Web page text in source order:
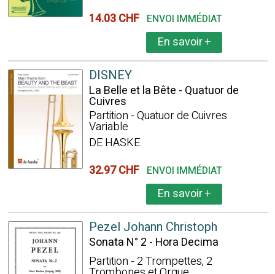
14.03 CHF ENVOI IMMÉDIAT
En savoir+
DISNEY
La Belle et la Bête - Quatuor de
Cuivres
Partition - Quatuor de Cuivres
Variable
DE HASKE
32.97 CHF ENVOI IMMÉDIAT
En savoir+
Pezel Johann Christoph
Sonata N° 2 - Hora Decima
Partition - 2 Trompettes, 2